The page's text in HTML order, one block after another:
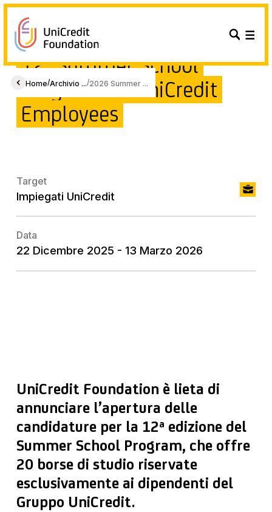
Home/Archivio .../2026 Summer ...
12° Summer School
Program for UniCredit
Employees
Target
Impiegati UniCredit
Data
22 Dicembre 2025 - 13 Marzo 2026
UniCredit Foundation è lieta di
annunciare l’apertura delle
candidature per la 12ª edizione del
Summer School Program, che offre
20 borse di studio riservate
esclusivamente ai dipendenti del
Gruppo UniCredit.